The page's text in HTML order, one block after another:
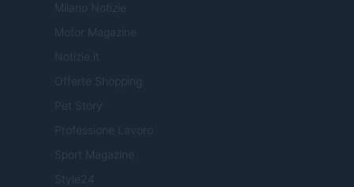
Milano Notizie
Motor Magazine
Notizie.it
Offerte Shopping
Pet Story
Professione Lavoro
Sport Magazine
Style24